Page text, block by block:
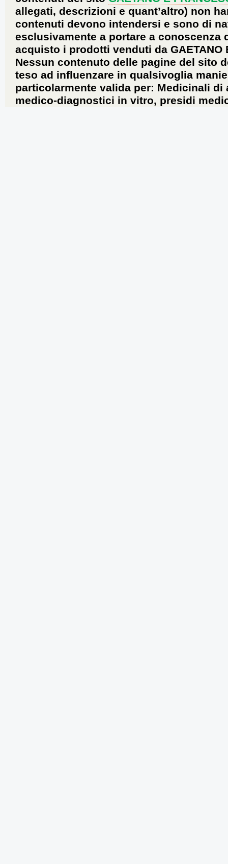
allegati, descrizioni e quant’altro) non
contenuti devono intendersi e sono di
esclusivamente a portare a
acquisto i prodotti venduti da GAETANO
Nessun contenuto delle pagine del sito
teso ad influenzare in qualsivoglia
particolarmente valida per: Medicinali
medico-diagnostici in vitro, presidi